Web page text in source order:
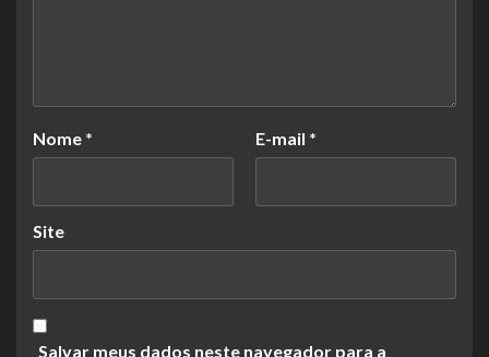
Nome * E-mail *
Site
Salvar meus dados neste navegador para a